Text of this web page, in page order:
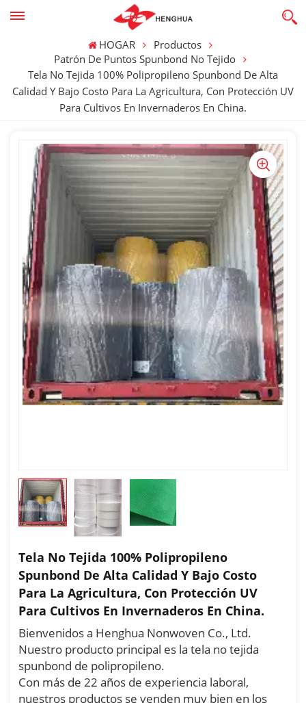
HOGAR
Productos
Patrón De Puntos Spunbond No Tejido
Tela No Tejida 100% Polipropileno Spunbond De Alta
Calidad Y Bajo Costo Para La Agricultura, Con Protección UV
Para Cultivos En Invernaderos En China.
Tela No Tejida 100% Polipropileno
Spunbond De Alta Calidad Y Bajo Costo
Para La Agricultura, Con Protección UV
Para Cultivos En Invernaderos En China.
Bienvenidos a Henghua Nonwoven Co., Ltd.
Nuestro producto principal es la tela no tejida
spunbond de polipropileno.
Con más de 22 años de experiencia laboral,
nuestros productos se venden muy bien en los